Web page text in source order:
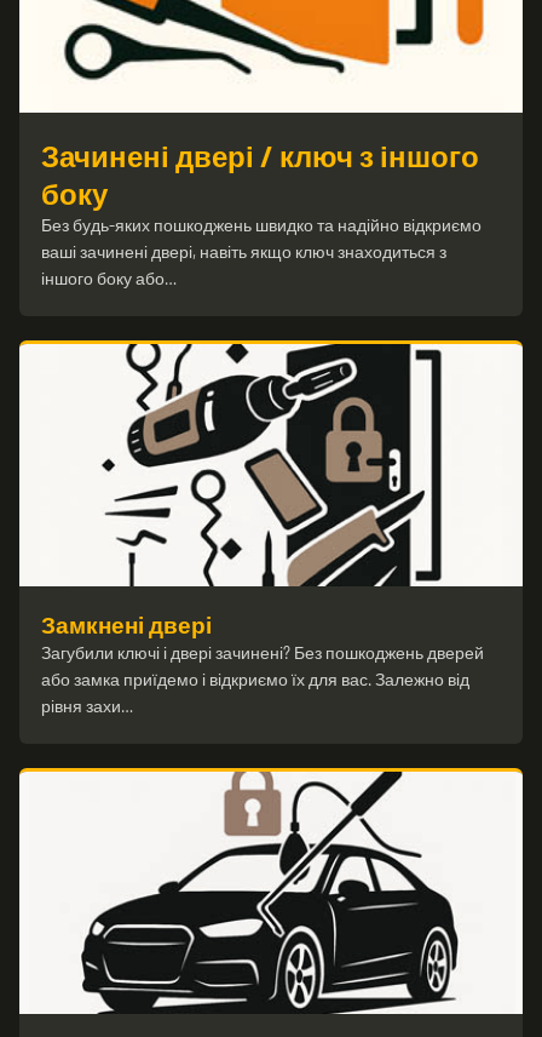
Зачинені двері / ключ з іншого
боку
Без будь-яких пошкоджень швидко та надійно відкриємо
ваші зачинені двері, навіть якщо ключ знаходиться з
іншого боку або…
Замкнені двері
Загубили ключі і двері зачинені? Без пошкоджень дверей
або замка приїдемо і відкриємо їх для вас. Залежно від
рівня захи…